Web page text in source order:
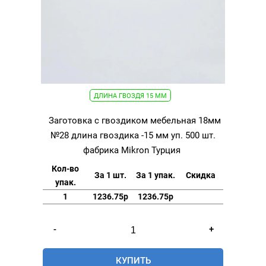
ДЛИНА ГВОЗДЯ 15 ММ
Заготовка с гвоздиком мебельная 18мм
№28 длина гвоздика -15 мм уп. 500 шт.
фабрика Mikron Турция
Кол-во
упак.
За 1 шт. За 1 упак. Скидка
1 1236.75р 1236.75р
-
товара
Заготовка
+
КУПИТЬ